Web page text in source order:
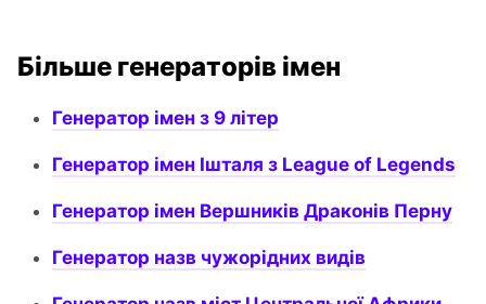
Більше генераторів імен
Генератор імен з 9 літер
Генератор імен Ішталя з League of Legends
Генератор імен Вершників Драконів Перну
Генератор назв чужорідних видів